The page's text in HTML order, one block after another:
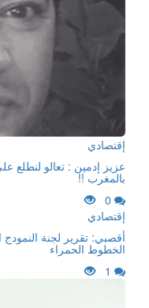
إقتصادي
عزيز إدمين : تعالو لنطلع
بالمغرب !!
0
إقتصادي
أقصبي: تقرير لجنة النمودج
الخطوط الحمراء
1